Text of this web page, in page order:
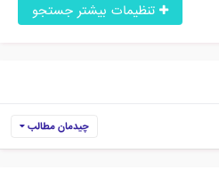
تنظیمات بیشتر جستجو
چیدمان مطالب